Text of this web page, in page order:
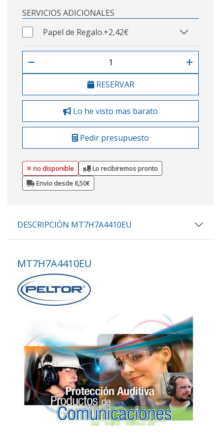
SERVICIOS ADICIONALES
Papel de Regalo.+2,42€
RESERVAR
Lo he visto mas barato
Pedir presupuesto
no disponible
Lo recibiremos pronto
Envio desde 6,50€
DESCRIPCIÓN MT7H7A4410EU
MT7H7A4410EU